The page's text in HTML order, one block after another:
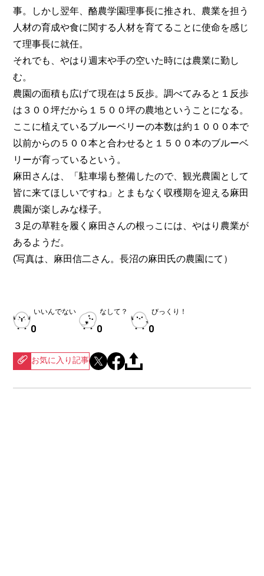
事。しかし翌年、酪農学園理事長に推され、農業を担う
人材の育成や食に関する人材を育てることに使命を感じ
て理事長に就任。
それでも、やはり週末や手の空いた時には農業に勤し
む。
農園の面積も広げて現在は５反歩。調べてみると１反歩
は３００坪だから１５００坪の農地ということになる。
ここに植えているブルーベリーの本数は約１０００本で
以前からの５００本と合わせると１５００本のブルーベ
リーが育っているという。
麻田さんは、「駐車場も整備したので、観光農園として
皆に来てほしいですね」とまもなく収穫期を迎える麻田
農園が楽しみな様子。
３足の草鞋を履く麻田さんの根っこには、やはり農業が
あるようだ。
(写真は、麻田信二さん。長沼の麻田氏の農園にて）
いいんでない
0
なして？
0
びっくり！
0
お気に入り記事